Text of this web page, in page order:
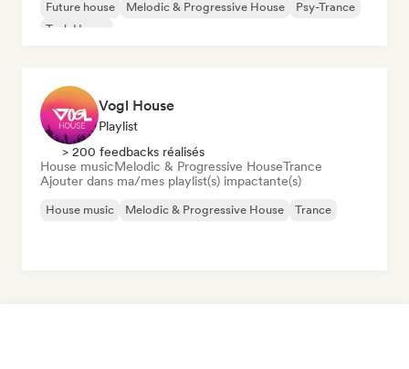
Future house
Melodic & Progressive House
Psy-Trance
Tech House
Vogl House
Playlist
> 200 feedbacks réalisés
House musicMelodic & Progressive HouseTrance
Ajouter dans ma/mes playlist(s) impactante(s)
House music Melodic & Progressive House Trance